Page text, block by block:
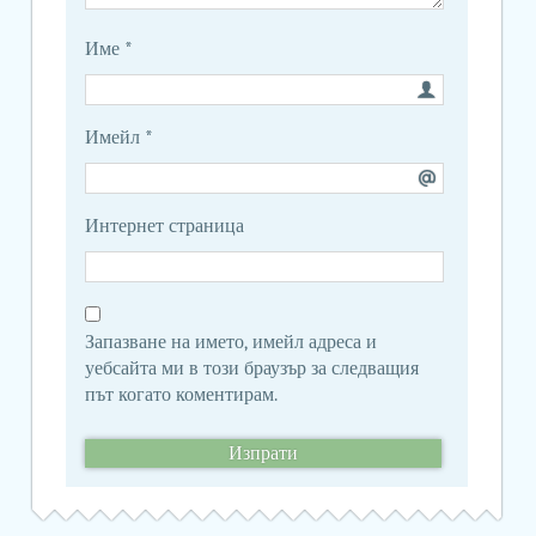
Име *
Имейл *
Интернет страница
Запазване на името, имейл адреса и
уебсайта ми в този браузър за следващия
път когато коментирам.